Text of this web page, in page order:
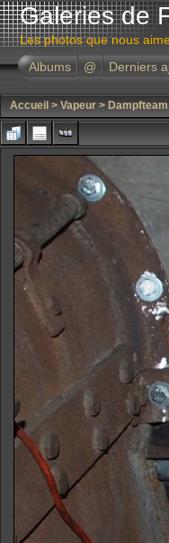
Galeries de
Les photos que nous
Albums
@ Derniers
Accueil > Vapeur >